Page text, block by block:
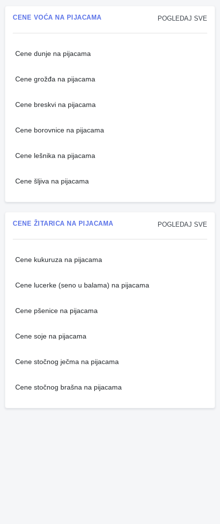
POGLEDAJ SVE
CENE VOĆA NA PIJACAMA
Cene dunje na pijacama
Cene grožđa na pijacama
Cene breskvi na pijacama
Cene borovnice na pijacama
Cene lešnika na pijacama
Cene šljiva na pijacama
POGLEDAJ SVE
CENE ŽITARICA NA PIJACAMA
Cene kukuruza na pijacama
Cene lucerke (seno u balama) na pijacama
Cene pšenice na pijacama
Cene soje na pijacama
Cene stočnog ječma na pijacama
Cene stočnog brašna na pijacama